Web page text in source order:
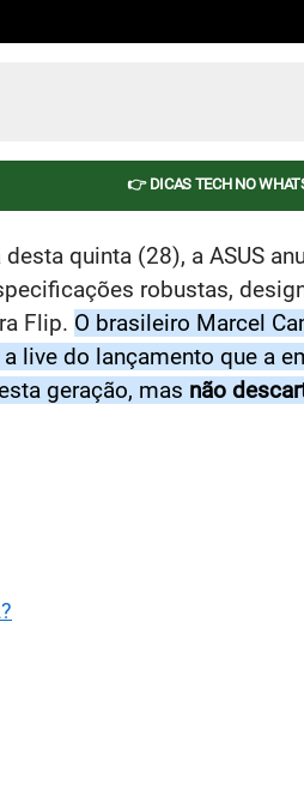
👉 DICAS TECH NO
quinta (28), a ASUS
robustas,
Flip. O brasileiro Marcel
live do lançamento que a
geração, mas não